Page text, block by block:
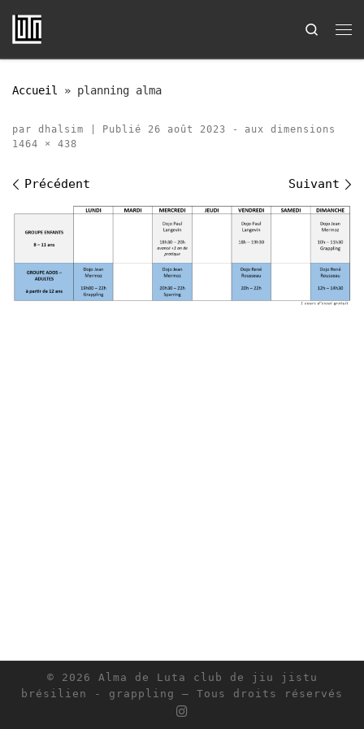
Passer au contenu
Search
Accueil » planning alma
par dhalsim Publié 26 août 2023 -
aux dimensions
1464 × 438
Navigation des images
Précédent Suivant
© 2026 Alma de Luta club de jiu jistu
brésilien - grappling
– Tous droits réservés